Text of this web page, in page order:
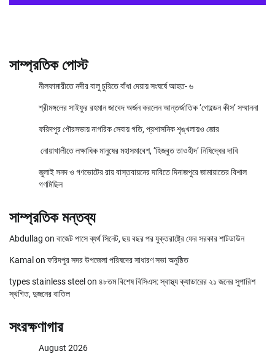
সাম্প্রতিক পোস্ট
নীলফামারীতে নদীর বালু চুরিতে বাঁধা দেয়ায় সংঘর্ষে আহত- ৬
শ্রীমঙ্গলের সাইফুর রহমান জাবেদ অর্জন করলেন আন্তর্জাতিক ‘গোল্ডেন কীস’ সম্মাননা
ফরিদপুর পৌরসভায় নাগরিক সেবায় গতি, প্রশাসনিক শৃঙ্খলায়ও জোর
নোয়াখালীতে লক্ষাধিক মানুষের মহাসমাবেশ, ‘হিজবুত তাওহীদ’ নিষিদ্ধের দাবি
জুলাই সনদ ও গণভোটের রায় বাস্তবায়নের দাবিতে দিনাজপুরে জামায়াতের বিশাল
গণমিছিল
সাম্প্রতিক মন্তব্য
Abdullag on বাজেট পাসে ব্যর্থ সিনেট, ছয় বছর পর যুক্তরাষ্ট্রে ফের সরকার শাটডাউন
Kamal on ফরিদপুর সদর উপজেলা পরিষদের সাধারণ সভা অনুষ্ঠিত
types stainless steel on ৪৮তম বিশেষ বিসিএস: স্বাস্থ্য ক্যাডারের ২১ জনের সুপারিশ
স্থগিত, দুজনের বাতিল
সংরক্ষণাগার
August 2026